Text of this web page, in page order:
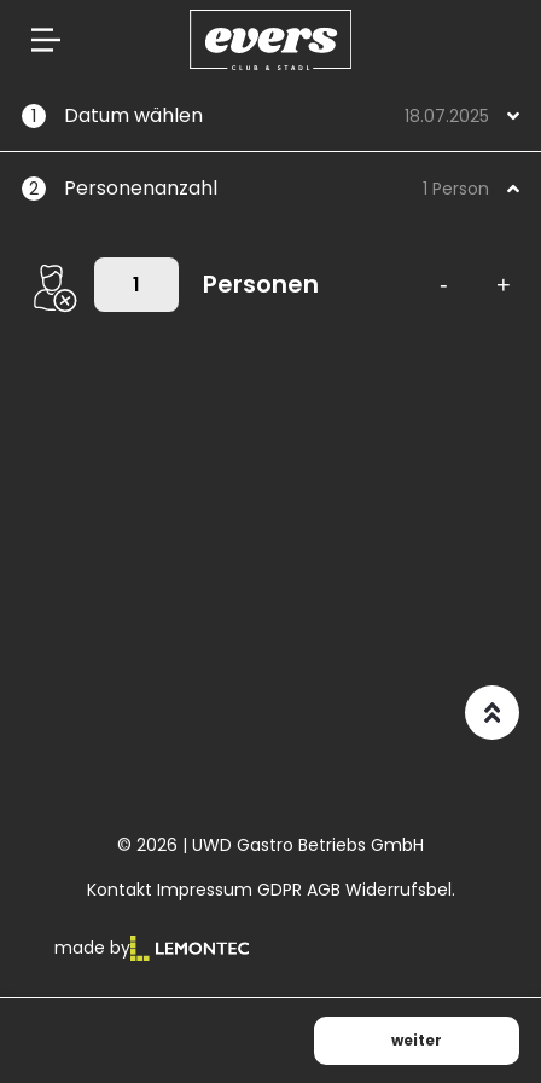
zum1 Datum wählen 18.07.2025
2 Personenanzahl 1 Person
Personen
weiter
© 2026 | UWD Gastro Betriebs GmbH
Kontakt Impressum GDPR AGB Widerrufsbel.
made by